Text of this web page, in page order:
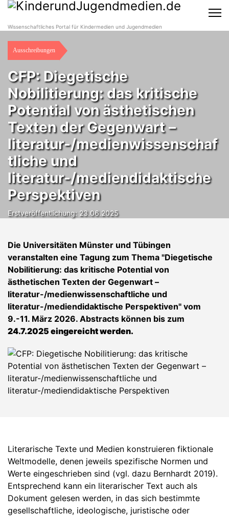
Wissenschaftliches Portal für Kindermedien und Jugendmedien
Ausschreibungen
CFP: Diegetische
Nobilitierung: das kritische
Potential von ästhetischen
Texten der Gegenwart –
literatur-/medienwissenschaf
tliche und
literatur-/mediendidaktische
Perspektiven
Erstveröffentlichung: 23.06.2025
Die Universitäten Münster und Tübingen
veranstalten eine Tagung zum Thema "Diegetische
Nobilitierung: das kritische Potential von
ästhetischen Texten der Gegenwart –
literatur-/medienwissenschaftliche und
literatur-/mediendidaktische Perspektiven" vom
9.-11. März 2026. Abstracts können bis zum
24.7.2025 eingereicht werden.
Literarische Texte und Medien konstruieren fiktionale
Weltmodelle, denen jeweils spezifische Normen und
Werte eingeschrieben sind (vgl. dazu Bernhardt 2019).
Entsprechend kann ein literarischer Text auch als
Dokument gelesen werden, in das sich bestimmte
gesellschaftliche, ideologische, juristische oder